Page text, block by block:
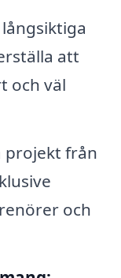
att
och väl
projekt från
och